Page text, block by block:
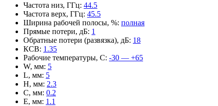
Частота низ, ГГц: 44.5
Частота верх, ГГц: 45.5
Ширина рабочей полосы, %: полная
Прямые потери, дБ: 1
Обратные потери (развязка), дБ: 18
КСВ: 1.35
Рабочие температуры, С: -30 — +65
W, мм: 5
L, мм: 5
H, мм: 2.3
C, мм: 0.2
E, мм: 1.1